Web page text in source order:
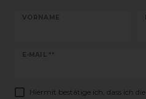
VORNAME
E-MAIL **
Newsletter
Hiermit bestätige ich, dass ich die